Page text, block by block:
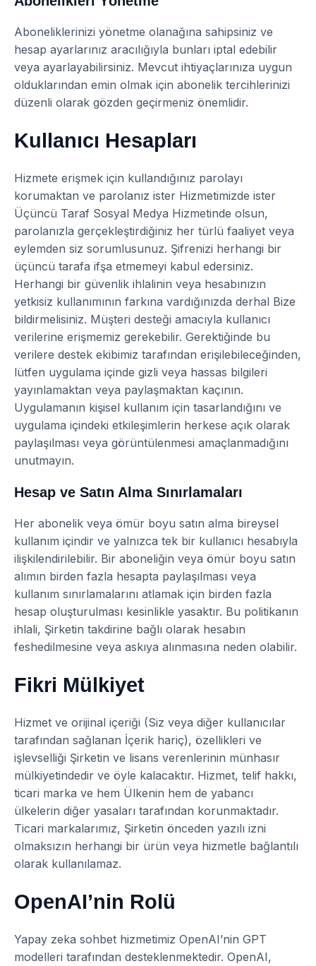
Aboneliklerinizi yönetme olanağına sahipsiniz ve
hesap ayarlarınız aracılığıyla bunları iptal edebilir
veya ayarlayabilirsiniz. Mevcut ihtiyaçlarınıza uygun
olduklarından emin olmak için abonelik tercihlerinizi
düzenli olarak gözden geçirmeniz önemlidir.
Kullanıcı Hesapları
Hizmete erişmek için kullandığınız parolayı
korumaktan ve parolanız ister Hizmetimizde ister
Üçüncü Taraf Sosyal Medya Hizmetinde olsun,
parolanızla gerçekleştirdiğiniz her türlü faaliyet veya
eylemden siz sorumlusunuz. Şifrenizi herhangi bir
üçüncü tarafa ifşa etmemeyi kabul edersiniz.
Herhangi bir güvenlik ihlalinin veya hesabınızın
yetkisiz kullanımının farkına vardığınızda derhal Bize
bildirmelisiniz. Müşteri desteği amacıyla kullanıcı
verilerine erişmemiz gerekebilir. Gerektiğinde bu
verilere destek ekibimiz tarafından erişilebileceğinden,
lütfen uygulama içinde gizli veya hassas bilgileri
yayınlamaktan veya paylaşmaktan kaçının.
Uygulamanın kişisel kullanım için tasarlandığını ve
uygulama içindeki etkileşimlerin herkese açık olarak
paylaşılması veya görüntülenmesi amaçlanmadığını
unutmayın.
Hesap ve Satın Alma Sınırlamaları
Her abonelik veya ömür boyu satın alma bireysel
kullanım içindir ve yalnızca tek bir kullanıcı hesabıyla
ilişkilendirilebilir. Bir aboneliğin veya ömür boyu satın
alımın birden fazla hesapta paylaşılması veya
kullanım sınırlamalarını atlamak için birden fazla
hesap oluşturulması kesinlikle yasaktır. Bu politikanın
ihlali, Şirketin takdirine bağlı olarak hesabın
feshedilmesine veya askıya alınmasına neden olabilir.
Fikri Mülkiyet
Hizmet ve orijinal içeriği (Siz veya diğer kullanıcılar
tarafından sağlanan İçerik hariç), özellikleri ve
işlevselliği Şirketin ve lisans verenlerinin münhasır
mülkiyetindedir ve öyle kalacaktır. Hizmet, telif hakkı,
ticari marka ve hem Ülkenin hem de yabancı
ülkelerin diğer yasaları tarafından korunmaktadır.
Ticari markalarımız, Şirketin önceden yazılı izni
olmaksızın herhangi bir ürün veya hizmetle bağlantılı
olarak kullanılamaz.
OpenAI’nin Rolü
Yapay zeka sohbet hizmetimiz OpenAI’nin GPT
modelleri tarafından desteklenmektedir. OpenAI,